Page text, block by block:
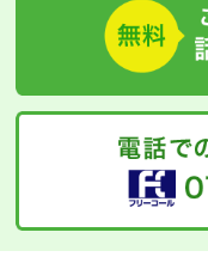
職場の環境
仁和寺近くの清潔感あ